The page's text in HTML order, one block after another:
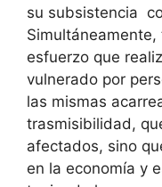
su subsistencia
esfuerzo que
vulnerado por
las mismas
trasmisibilidad,
afectados, sino
en la economía y